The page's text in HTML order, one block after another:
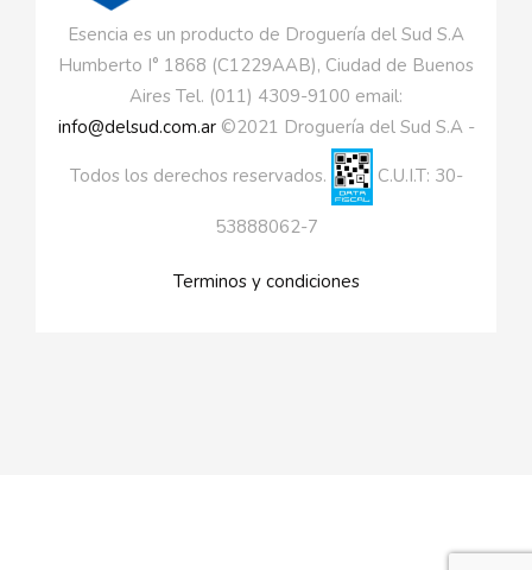
Esencia es un producto de Droguería del Sud S.A
Humberto I° 1868 (C1229AAB), Ciudad de Buenos
Aires Tel. (011) 4309-9100 email:
info@delsud.com.ar©2021 Droguería del Sud S.A -
Todos los derechos reservados. C.U.I.T: 30-
53888062-7
Terminos y condiciones